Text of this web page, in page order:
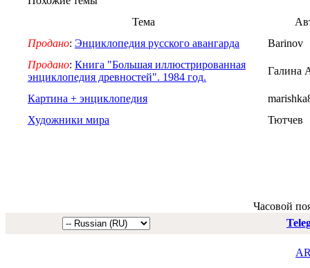
Тема
Продано: Энциклопедия русского авангарда
Barinov
Продано: Книга "Большая иллюстрированная
энциклопедия древностей". 1984 год.
Галина
Картина + энциклопедия
Художники мира
Тютчев
Часовой